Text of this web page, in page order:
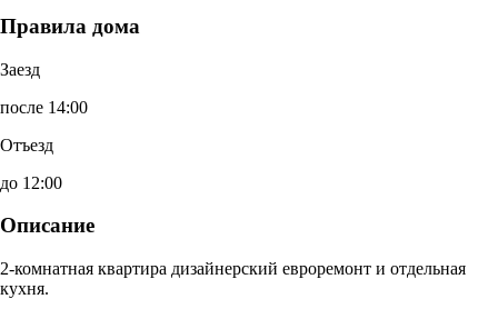
Правила дома
Заезд
после 14:00
Отъезд
до 12:00
Описание
2-комнатная квартира дизайнерский евроремонт и отдельная
кухня.